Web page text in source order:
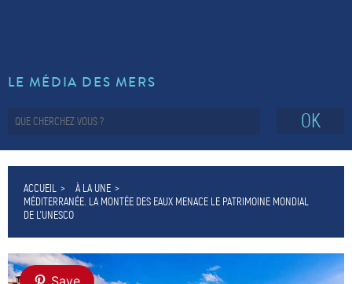
LE MÉDIA DES MERS
OK
ACCUEIL
À LA UNE
MÉDITERRANÉE. LA MONTÉE DES EAUX MENACE LE PATRIMOINE MONDIAL
DE L’UNESCO
Save